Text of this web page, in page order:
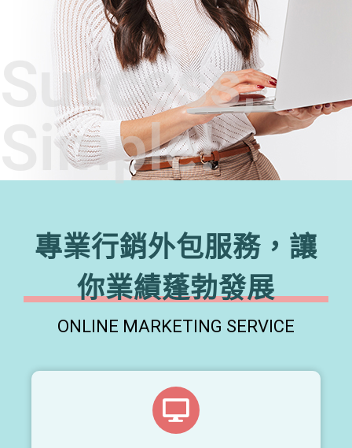
Success,
Simple!
專業行銷外包服務，讓
你業績蓬勃發展
ONLINE MARKETING SERVICE